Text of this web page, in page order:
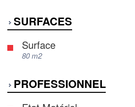
SURFACES
Surface
80 m2
PROFESSIONNEL